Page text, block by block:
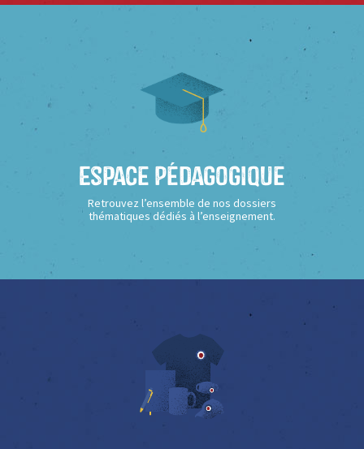
Espace Pédagogique
Retrouvez l’ensemble de nos dossiers
thématiques dédiés à l’enseignement.